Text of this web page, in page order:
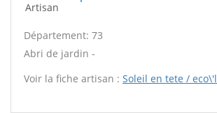
Artisan
Département: 73
Abri de jardin -
Voir la fiche artisan : Soleil en tete /